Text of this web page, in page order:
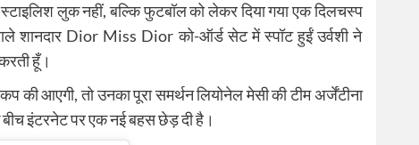
स्टाइलिश लुक नहीं, बल्कि फुटबॉल को लेकर दिया गया एक दिलचस्प
शानदार Dior Miss Dior को-ऑर्ड सेट में स्पॉट हुईं उर्वशी ने
हूँ।
की आएगी, तो उनका पूरा समर्थन लियोनेल मेसी की टीम अर्जेंटीना
इंटरनेट पर एक नई बहस छेड़ दी है।